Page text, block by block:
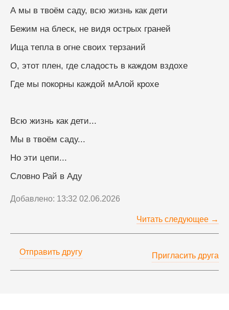
А мы в твоём саду, всю жизнь как дети
Бежим на блеск, не видя острых граней
Ища тепла в огне своих терзаний
О, этот плен, где сладость в каждом вздохе
Где мы покорны каждой мАлой крохе
Всю жизнь как дети...
Мы в твоём саду...
Но эти цепи...
Словно Рай в Аду
Добавлено: 13:32 02.06.2026
Читать следующее →
Отправить другу Пригласить друга